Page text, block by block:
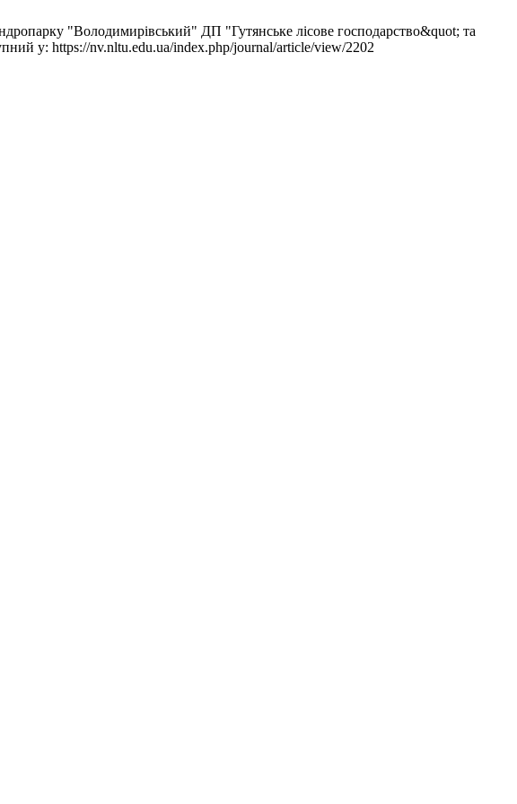
"Володимирівський" ДП "Гутянське лісове господарство&quot; та
у: https://nv.nltu.edu.ua/index.php/journal/article/view/2202